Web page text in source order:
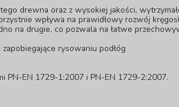
drewna oraz z wysokiej jakości,
wpływa na prawidłowy rozwój
na drugie, co pozwala na łatwe
rysowaniu podłóg
PN-EN 1729-1:2007 i PN-EN 1729-2:2007.